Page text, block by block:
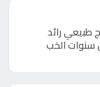
طبيعي رائد
سنوات الخب